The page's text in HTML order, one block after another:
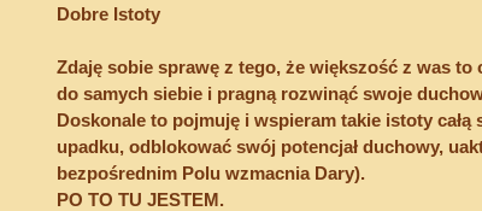
Dobre Istoty
Zdaję sobie sprawę z tego, że większość z was to
do samych siebie i pragną rozwinąć swoje
Doskonale to pojmuję i wspieram takie istoty
upadku, odblokować swój potencjał duchowy,
bezpośrednim Polu wzmacnia Dary).
PO TO TU JESTEM.